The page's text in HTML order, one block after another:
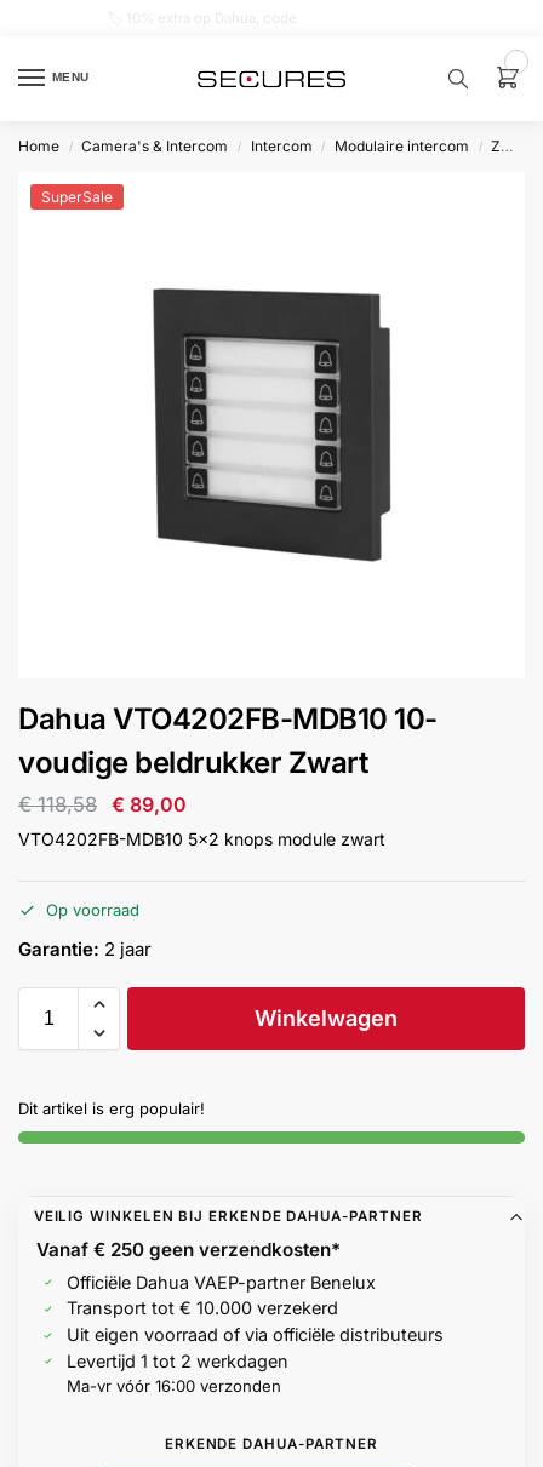
MENU
product…
samenstellen
&
Intercom
Branddetectie
Merken
Outlet
Help &
service
Home / Camera's & Intercom / Intercom / Modulaire intercom / Zwart
SuperSale
Dahua VTO4202FB-MDB10 10-
voudige beldrukker Zwart
€118,58 € 89,00
VTO4202FB-MDB10 5×2 knops module zwart
Op voorraad
Garantie: 2 jaar
Winkelwagen
Dit artikel is erg populair!
VEILIG WINKELEN BIJ ERKENDE DAHUA-PARTNER
Vanaf € 250 geenverzendkosten*
Officiële Dahua VAEP-partner Benelux
Transport tot € 10.000 verzekerd
Uit eigen voorraad of via officiële distributeurs
Levertijd 1 tot 2 werkdagen
Ma-vr vóór 16:00 verzonden
ERKENDE DAHUA-PARTNER